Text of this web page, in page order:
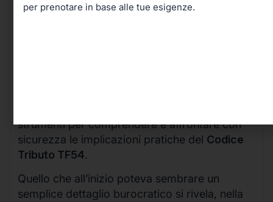
Conclusione – Tutto Quello
strumenti per comprendere e affrontare con
sicurezza le implicazioni pratiche del Codice
Tributo TF54.
Quello che all’inizio poteva sembrare un
semplice dettaglio burocratico si rivela, nella
per prenotare in base alle tue esigenze.